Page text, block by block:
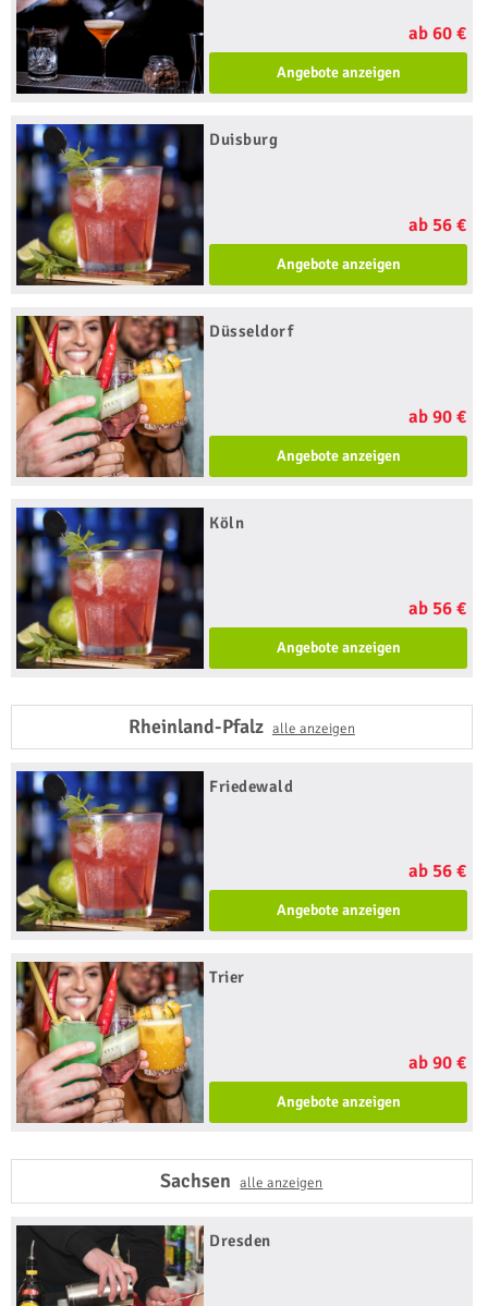
ab 60 €
Angebote anzeigen
Duisburg
ab 56 €
Angebote anzeigen
Düsseldorf
ab 90 €
Angebote anzeigen
Köln
ab 56 €
Angebote anzeigen
Rheinland-Pfalz alle anzeigen
Friedewald
ab 56 €
Angebote anzeigen
Trier
ab 90 €
Angebote anzeigen
Sachsenalle anzeigen
Dresden